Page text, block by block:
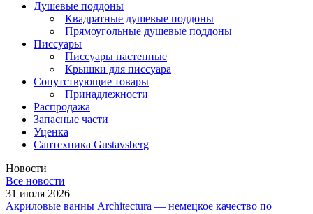
Душевые поддоны
Квадратные душевые поддоны
Прямоугольные душевые поддоны
Писсуары
Писсуары настенные
Крышки для писсуара
Сопутствующие товары
Принадлежности
Распродажа
Запасные части
Уценка
Сантехника Gustavsberg
Новости
Все новости
31 июля 2026
Акриловые ванны Architectura — немецкое качество по